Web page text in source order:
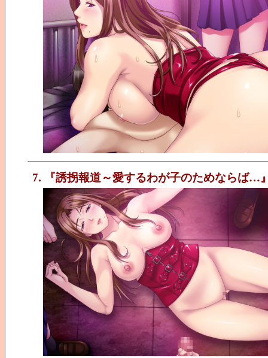
7. 『誘拐報道～愛するわが子のためならば…